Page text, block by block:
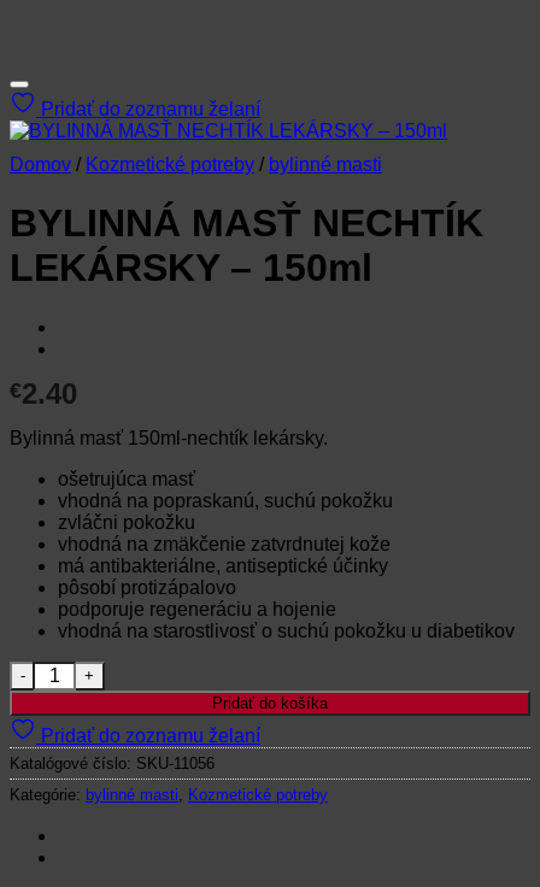
Pridať do zoznamu želaní
Domov / Kozmetické potreby / bylinné masti
BYLINNÁ MASŤ NECHTÍK
LEKÁRSKY – 150ml
€2.40
Bylinná masť 150ml-nechtík lekársky.
ošetrujúca masť
vhodná na popraskanú, suchú pokožku
zvláčni pokožku
vhodná na zmäkčenie zatvrdnutej kože
má antibakteriálne, antiseptické účinky
pôsobí protizápalovo
podporuje regeneráciu a hojenie
vhodná na starostlivosť o suchú pokožku u diabetikov
množstvo BYLINNÁ MASŤ NECHTÍK LEKÁRSKY – 150ml
Pridať do košíka
Pridať do zoznamu želaní
Katalógové číslo: SKU-11056
Kategórie: bylinné masti Kozmetické potreby